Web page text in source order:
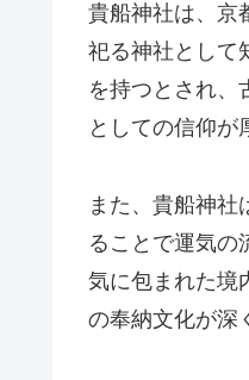
貴船神社は、京
祀る神社として
を持つとされ、
としての信仰が
また、貴船神
ることで運気の
気に包まれた境
の奉納文化が深